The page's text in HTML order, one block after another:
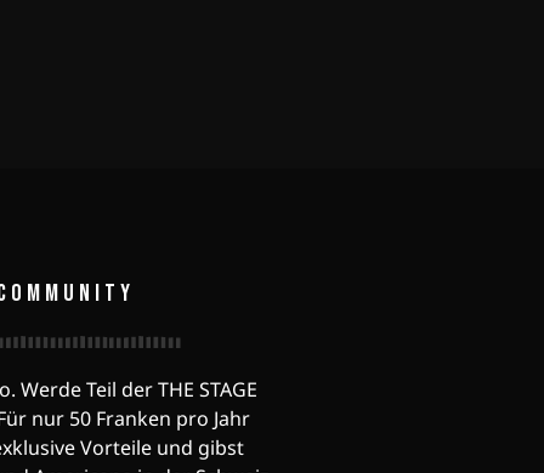
Werde Teil der THE STAGE
nur 50 Franken pro Jahr
Vorteile und gibst